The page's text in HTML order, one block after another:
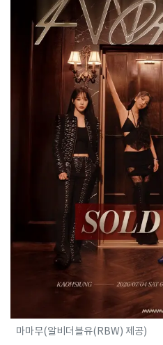
마마무(알비더블유(RBW) 제공)